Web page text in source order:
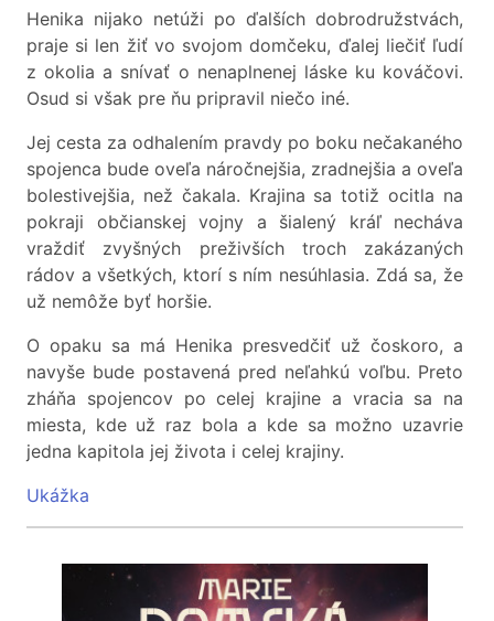
Henika nijako netúži po ďalších dobrodružstvách,
praje si len žiť vo svojom domčeku, ďalej liečiť ľudí
z okolia a snívať o nenaplnenej láske ku kováčovi.
Osud si však pre ňu pripravil niečo iné.
Jej cesta za odhalením pravdy po boku nečakaného
spojenca bude oveľa náročnejšia, zradnejšia a oveľa
bolestivejšia, než čakala. Krajina sa totiž ocitla na
pokraji občianskej vojny a šialený kráľ necháva
vraždiť zvyšných preživších troch zakázaných
rádov a všetkých, ktorí s ním nesúhlasia. Zdá sa, že
už nemôže byť horšie.
O opaku sa má Henika presvedčiť už čoskoro, a
navyše bude postavená pred neľahkú voľbu. Preto
zháňa spojencov po celej krajine a vracia sa na
miesta, kde už raz bola a kde sa možno uzavrie
jedna kapitola jej života i celej krajiny.
Ukážka